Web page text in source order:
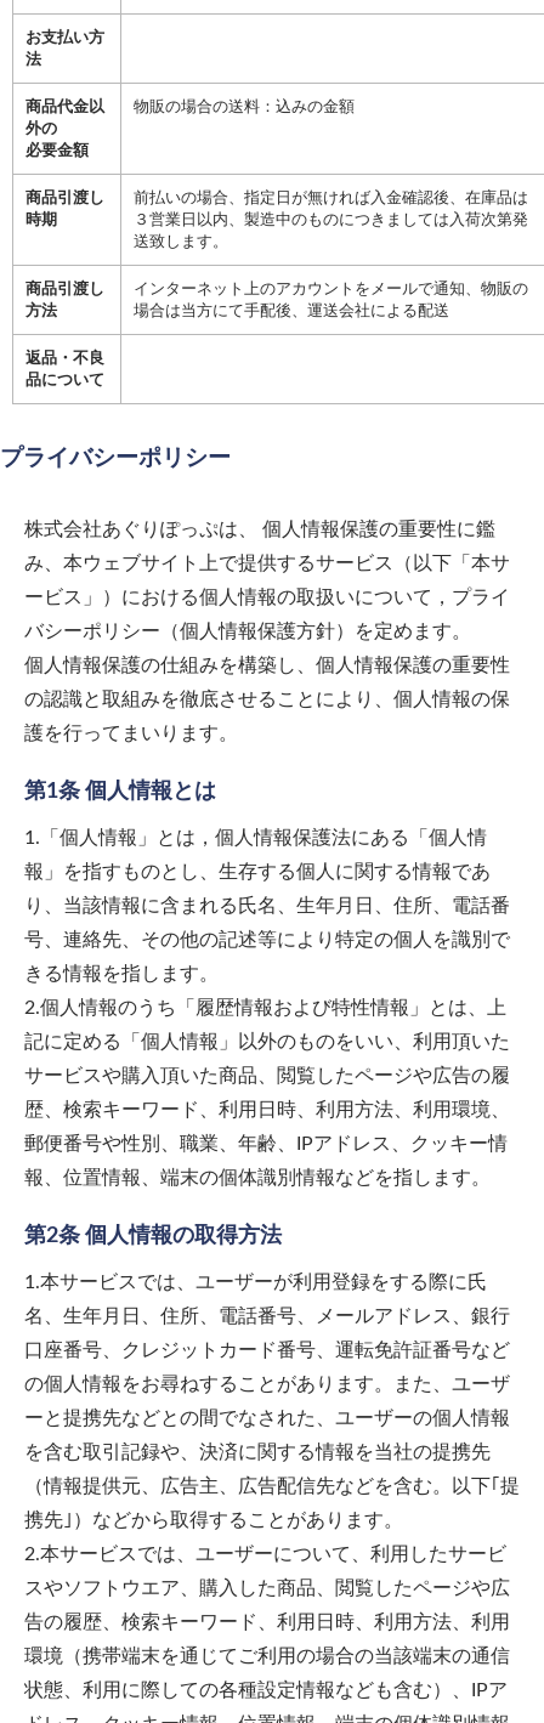
お支払い方
法
商品代金以
外の
必要金額
物販の場合の送料：込みの金額
商品引渡し
時期
前払いの場合、指定日が無ければ入金確認後、在庫品は
３営業日以内、製造中のものにつきましては入荷次第発
送致します。
商品引渡し
方法
インターネット上のアカウントをメールで通知、物販の
場合は当方にて手配後、運送会社による配送
返品・不良
品について
プライバシーポリシー
株式会社あぐりぽっぷは、 個人情報保護の重要性に鑑
み、本ウェブサイト上で提供するサービス（以下「本サ
ービス」）における個人情報の取扱いについて，プライ
バシーポリシー（個人情報保護方針）を定めます。
個人情報保護の仕組みを構築し、個人情報保護の重要性
の認識と取組みを徹底させることにより、個人情報の保
護を行ってまいります。
第1条 個人情報とは
1.「個人情報」とは，個人情報保護法にある「個人情
報」を指すものとし、生存する個人に関する情報であ
り、当該情報に含まれる氏名、生年月日、住所、電話番
号、連絡先、その他の記述等により特定の個人を識別で
きる情報を指します。
2.個人情報のうち「履歴情報および特性情報」とは、上
記に定める「個人情報」以外のものをいい、利用頂いた
サービスや購入頂いた商品、閲覧したページや広告の履
歴、検索キーワード、利用日時、利用方法、利用環境、
郵便番号や性別、職業、年齢、IPアドレス、クッキー情
報、位置情報、端末の個体識別情報などを指します。
第2条 個人情報の取得方法
1.本サービスでは、ユーザーが利用登録をする際に氏
名、生年月日、住所、電話番号、メールアドレス、銀行
口座番号、クレジットカード番号、運転免許証番号など
の個人情報をお尋ねすることがあります。また、ユーザ
ーと提携先などとの間でなされた、ユーザーの個人情報
を含む取引記録や、決済に関する情報を当社の提携先
（情報提供元、広告主、広告配信先などを含む。以下｢提
携先｣）などから取得することがあります。
2.本サービスでは、ユーザーについて、利用したサービ
スやソフトウエア、購入した商品、閲覧したページや広
告の履歴、検索キーワード、利用日時、利用方法、利用
環境（携帯端末を通じてご利用の場合の当該端末の通信
状態、利用に際しての各種設定情報なども含む）、IPア